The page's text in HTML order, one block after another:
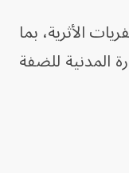
الأثرية، بما
المدنية للضفة